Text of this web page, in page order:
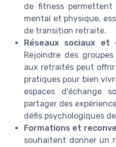
de fitness
mental et physique,
de transition retraite.
Réseaux sociaux et
Rejoindre des
aux retraités peut
pratiques pour bien
espaces d'échange
partager des
défis psychologiques
Formations et
souhaitent donner un